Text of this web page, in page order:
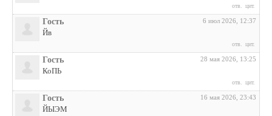
отв. цит.
Гость 6 июл 2026, 12:37
Йв
отв. цит.
Гость 28 мая 2026, 13:25
КоПЬ
отв. цит.
Гость 16 мая 2026, 23:43
ЙЫЭМ